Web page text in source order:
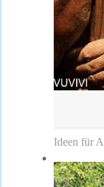
Ideen für